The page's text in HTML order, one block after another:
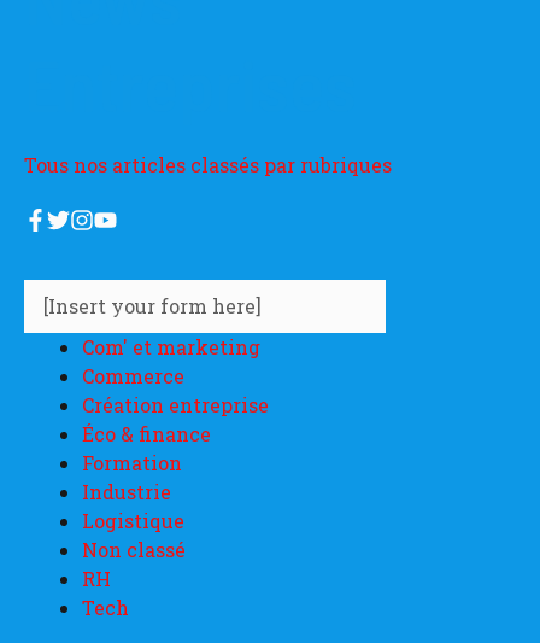
Tous nos articles classés par rubriques
[Insert your form here]
Com' et marketing
Commerce
Création entreprise
Éco & finance
Formation
Industrie
Logistique
Non classé
RH
Tech